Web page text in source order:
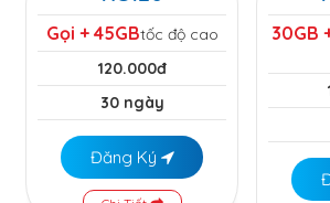
Gọi + 45GBtốc độ cao
120.000đ
30 ngày
Đăng Ký
30GB